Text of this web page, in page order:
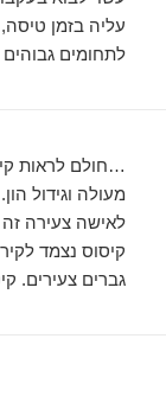
עליה בזמן
לתחומים
…חולם לראות
מעולה וגידול
לאישה צעירה
קיסוס נצמד
גברים צעירים.